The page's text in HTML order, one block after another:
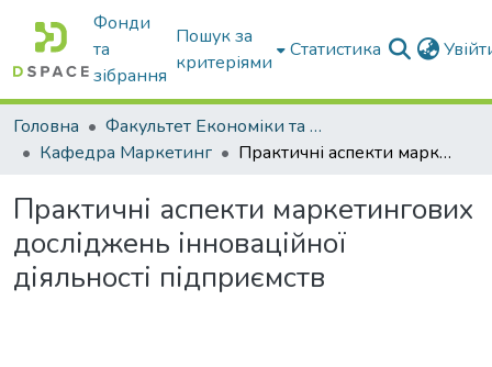
Фонди
та
зібрання
Пошук за
критеріями
Статистика
Головна
Факультет Економіки та бізнесу
Кафедра Маркетинг
Практичні аспекти маркетингових досліджень інноваційної діяльності підприємств
Практичні аспекти маркетингових
досліджень інноваційної
діяльності підприємств